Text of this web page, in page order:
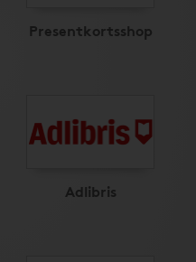
Presentkortsshop
Adlibris